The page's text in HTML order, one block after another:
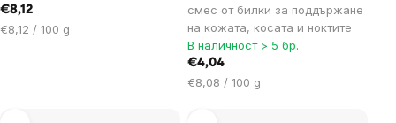
€8,12
Цена
€8,12 / 100 g
смес от билки за поддържане
на кожата, косата и ноктите
В наличност > 5 бр.
€4,04
Цена
€8,08 / 100 g